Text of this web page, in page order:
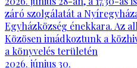
záró szolgálatát a
Egyházközség énekkara. Az
Közösen imádkoztunk a
a könyvelés területén
2026. június 30.